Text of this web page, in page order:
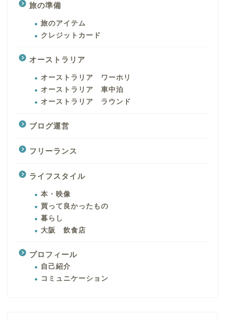
旅の準備
旅のアイテム
クレジットカード
オーストラリア
オーストラリア ワーホリ
オーストラリア 車中泊
オーストラリア ラウンド
ブログ運営
フリーランス
ライフスタイル
本・映像
買って良かったもの
暮らし
大阪 飲食店
プロフィール
自己紹介
コミュニケーション